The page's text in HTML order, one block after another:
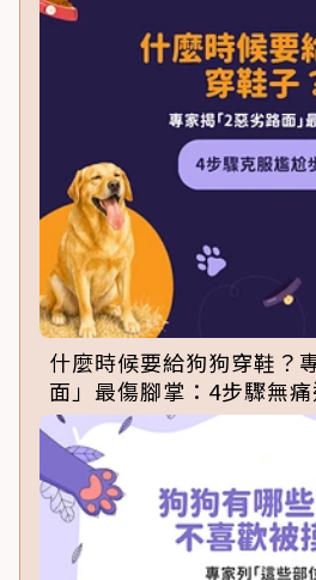
什麼時候要給狗狗穿鞋？
面」最傷腳掌：4步驟無